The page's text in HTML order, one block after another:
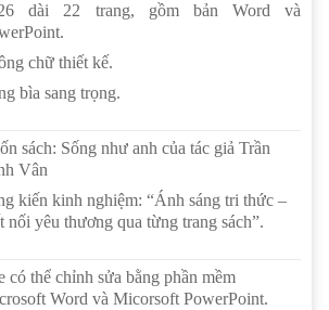
dài 22 trang, gồm bản Word và
chữ thiết kế.
bìa sang trọng.
sách: Sống như anh của tác giả Trần
Vân
kiến kinh nghiệm: “Ánh sáng tri thức –
nối yêu thương qua từng trang sách”.
có thể chỉnh sửa bằng phần mềm
Word và Micorsoft PowerPoint.